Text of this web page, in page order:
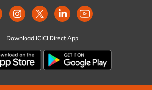
Download ICICI Direct App